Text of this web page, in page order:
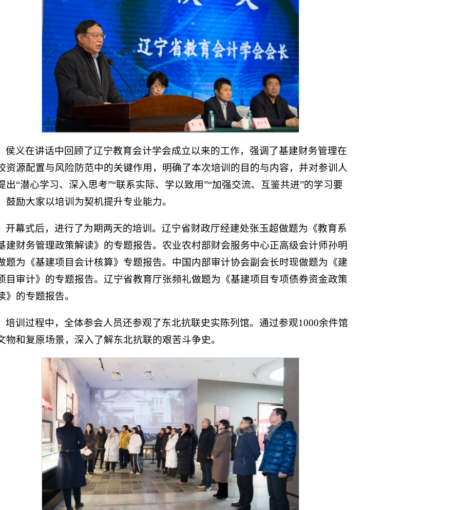
侯义在讲话中回顾了辽宁教育会计学会成立以来的工作，强调了基建财务管理在
资源配置与风险防范中的关键作用，明确了本次培训的目的与内容，并对参训人
出“潜心学习、深入思考”“联系实际、学以致用”“加强交流、互鉴共进”的学习要
鼓励大家以培训为契机提升专业能力。
开幕式后，进行了为期两天的培训。辽宁省财政厅经建处张玉超做题为《教育系
建财务管理政策解读》的专题报告。农业农村部财会服务中心正高级会计师孙明
题为《基建项目会计核算》专题报告。中国内部审计协会副会长时现做题为《建
目审计》的专题报告。辽宁省教育厅张频礼做题为《基建项目专项债券资金政策
》的专题报告。
培训过程中，全体参会人员还参观了‌东北抗联史实陈列馆。通过参观1000余件馆
物和复原场景，深入了解东北抗联的艰苦斗争史。